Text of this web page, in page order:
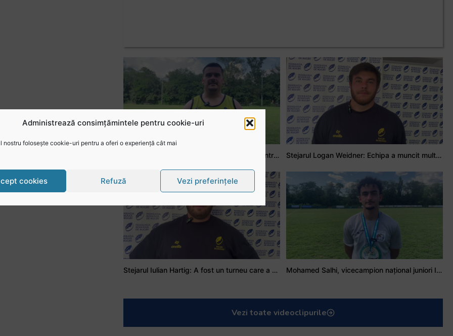
Administrează consimțămintele pentru cookie-uri
nostru folosește cookie-uri pentru a oferi o experiență cât mai
cookies Refuză Vezi preferințele
Adrian Țală: Visul meu este să debutez pentru România Stejarul Logan Weidner: Echipa a muncit mult, iar asta se va vedea în meciurile de la Nations Cup
Stejarul Iulian Hartig: A fost un turneu care a unit mai mult echipa Mohamed Salhi, vicecampion național juniori I: Rugby-ul te învață să accepți și înfrângerile
Vezi toate videoclipurile